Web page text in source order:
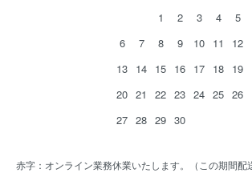
1
2 3 4
5
6
7 8 9 10 11
12
13 14 15 16 17 18 19
20 21 22 23 24 25 26
27 28 29 30
赤字：オンライン業務休業いたします。（この期間配